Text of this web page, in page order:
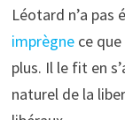
Léotard n’a pas
imprègnece que
plus. Il le fit en
naturel de la